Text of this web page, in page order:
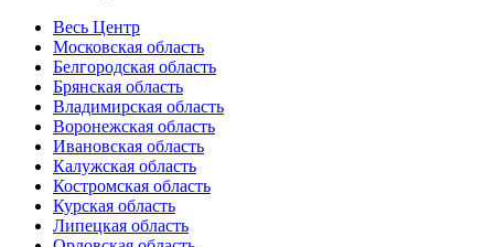
Весь Центр
Московская область
Белгородская область
Брянская область
Владимирская область
Воронежская область
Ивановская область
Калужская область
Костромская область
Курская область
Липецкая область